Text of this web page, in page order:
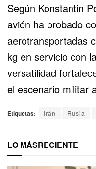
Según Konstantin
avión ha probado
aerotransportadas
kg en servicio con
versatilidad
el escenario militar
Etiquetas: Irán Rusia
LO MÁSRECIENTE